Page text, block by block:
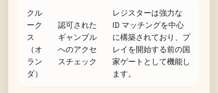
クル
ーク
ス
（オ
ラン
ダ）
認可された
ギャンブル
へのアクセ
スチェック
レジスターは強力な
ID マッチングを中心
に構築されており、プ
レイを開始する前の国
家ゲートとして機能し
ます。